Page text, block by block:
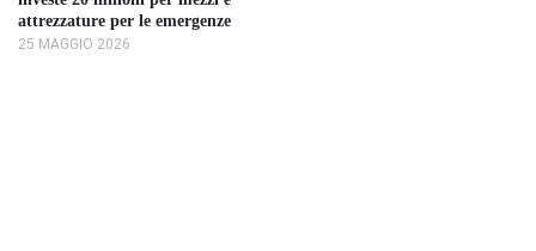
attrezzature per le emergenze
25 MAGGIO 2026